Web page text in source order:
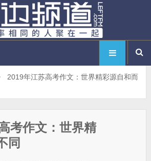
2019年江苏高考作文：世界精彩源自和而
考作文：世界精
同